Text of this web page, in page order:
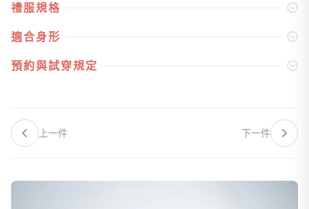
禮服規格
適合身形
預約與試穿規定
上一件 下一件